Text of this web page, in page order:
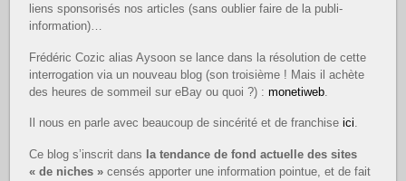
liens sponsorisés nos articles (sans oublier faire de la publi-
information)…
Frédéric Cozic alias Aysoon se lance dans la résolution de cette
interrogation via un nouveau blog (son troisième ! Mais il achète
des heures de sommeil sur eBay ou quoi ?) :monetiweb
Il nous en parle avec beaucoup de sincérité et de franchiseici.
Ce blog s’inscrit dans la tendance de fond actuelle des sites
« de niches » censés apporter une information pointue, et de fait